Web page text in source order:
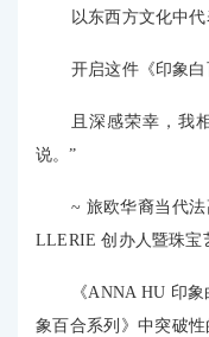
以东西方文化中
开启这件《印象白
且深感荣幸，我
说。”
~ 旅欧华裔当代
LLERIE 创办人暨珠宝
《ANNA HU 印
象百合系列》中突破